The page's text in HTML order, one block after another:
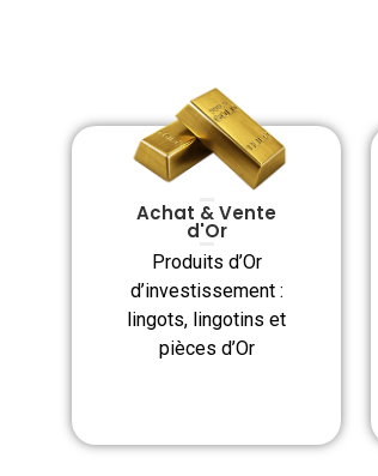
Achat & Vente
d'Or
Produits d’Or
d’investissement :
lingots, lingotins et
pièces d’Or